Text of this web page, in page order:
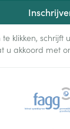
klikken, schrijft
u akkoord met